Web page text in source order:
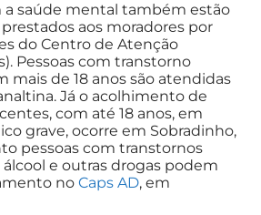
a saúde mental também estão
aos moradores por
do Centro de Atenção
Pessoas com transtorno
mais de 18 anos são atendidas
Já o acolhimento de
com até 18 anos, em
grave, ocorre em Sobradinho,
pessoas com transtornos
e outras drogas podem
no Caps AD, em